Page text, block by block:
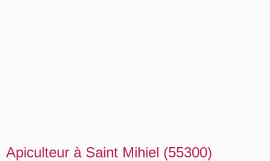
Apiculteur à Saint Mihiel (55300)